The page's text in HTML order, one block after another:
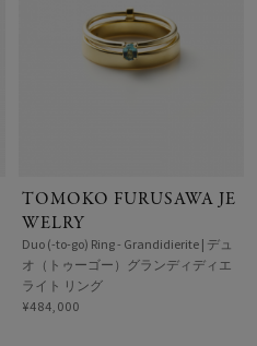
TOMOKO FURUSAWA JE
WELRY
Duo (-to-go) Ring - Grandidierite | デュ
オ（トゥーゴー）グランディディエ
ライト リング
¥484,000